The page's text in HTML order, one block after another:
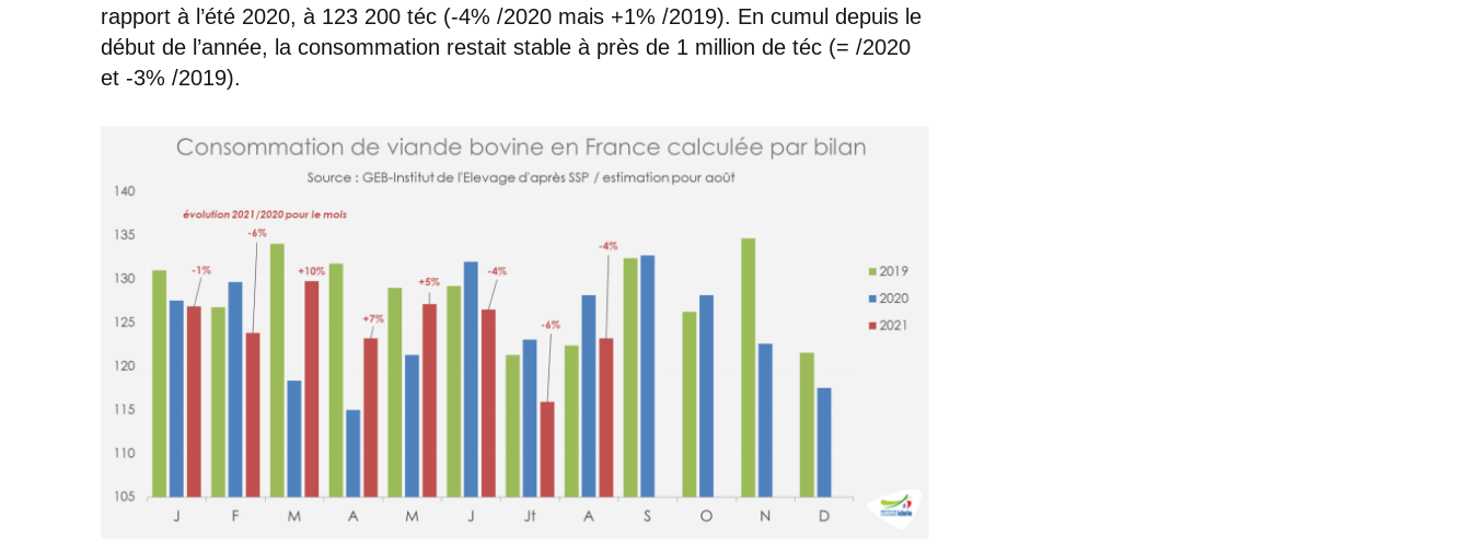
rapport à l’été 2020, à 123 200 téc (-4% /2020 mais +1% /2019). En cumul depuis le
début de l’année, la consommation restait stable à près de 1 million de téc (= /2020
et -3% /2019).